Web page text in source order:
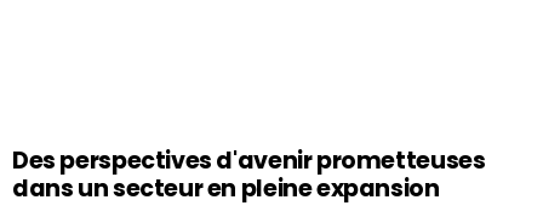
Des perspectives d'avenir prometteuses
dans un secteur en pleine expansion